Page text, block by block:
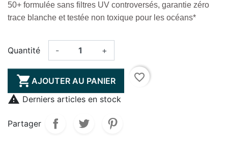
50+ formulée sans filtres UV controversés, garantie zéro
trace blanche et testée non toxique pour les océans*
Quantité - +
AJOUTER AU PANIER
favorite_border
 Derniers articles en stock
Partager